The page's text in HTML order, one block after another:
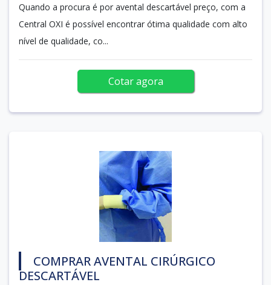
Quando a procura é por avental descartável preço, com a
Central OXI é possível encontrar ótima qualidade com alto
nível de qualidade, co...
Cotar agora
COMPRAR AVENTAL CIRÚRGICO
DESCARTÁVEL